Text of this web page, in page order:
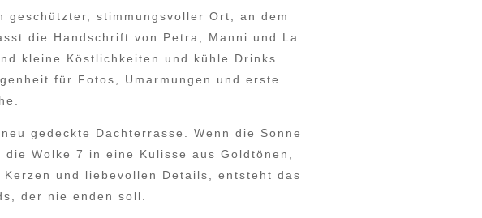
geschützter, stimmungsvoller Ort, an dem
die Handschrift von Petra, Manni und La
kleine Köstlichkeiten und kühle Drinks
für Fotos, Umarmungen und erste
gedeckte Dachterrasse. Wenn die Sonne
Wolke 7 in eine Kulisse aus Goldtönen,
und liebevollen Details, entsteht das
der nie enden soll.